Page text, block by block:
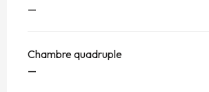
—
Chambre quadruple
—